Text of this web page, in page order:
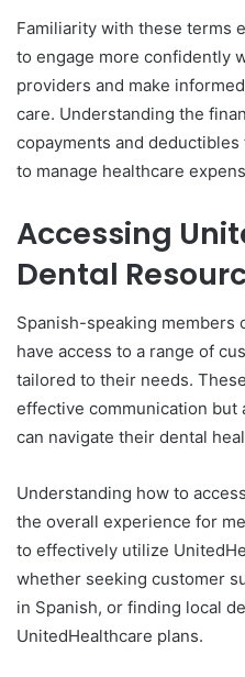
Familiarity with these terms
to engage more confidently
providers and make
care. Understanding the
copayments and
to manage healthcare
Accessing
Dental
Spanish-speaking members
have access to a range of
tailored to their needs.
effective communication but
can navigate their dental
Understanding how to
the overall experience for
to effectively utilize
whether seeking customer
in Spanish, or finding local
UnitedHealthcare plans.